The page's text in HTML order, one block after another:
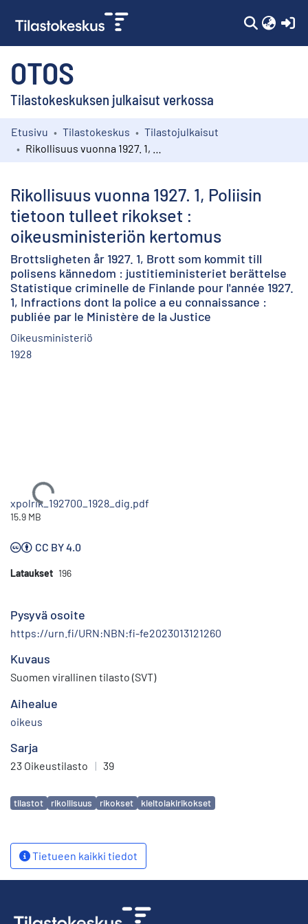
OTOS
Tilastokeskuksen julkaisut verkossa
Kokoelmat
Etusivu Tilastokeskus
Tilastojulkaisut
Rikollisuus vuonna 1927. 1, Poliisin
tietoon tulleet rikokset :
oikeusministeriön kertomus
Brottsligheten år 1927. 1, Brott som kommit till
polisens kännedom : justitieministeriet berättelse
Statistique criminelle de Finlande pour l'année 1927.
1, Infractions dont la police a eu connaissance :
publiée par le Ministère de la Justice
Oikeusministeriö
1928
Ladataan...
xpolrik_192700_1928_dig.pdf
15.9 MB
CC BY 4.0
Lataukset 196
Pysyvä osoite
https://urn.fi/URN:NBN:fi-fe2023013121260
Kuvaus
Suomen virallinen tilasto (SVT)
Aihealue
oikeus
Sarja
23 Oikeustilasto | 39
Avainsanat
tilastot rikollisuus rikokset kieltolakirikokset
Tietueen kaikki tiedot